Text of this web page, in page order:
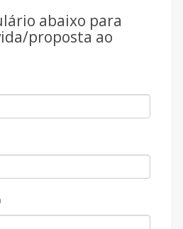
abaixo para
proposta ao